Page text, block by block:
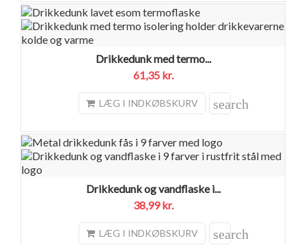
Drikkedunk med termo...
61,35 kr.
LÆG I INDKØBSKURV search
Drikkedunk og vandflaske i...
38,99 kr.
LÆG I INDKØBSKURV search